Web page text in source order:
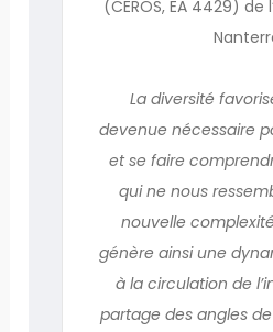
(CEROS, EA 4429) de
La diversité
devenue nécessaire
et se faire
qui ne nous
nouvelle
génère ainsi une
à la circulation de
partage des angles